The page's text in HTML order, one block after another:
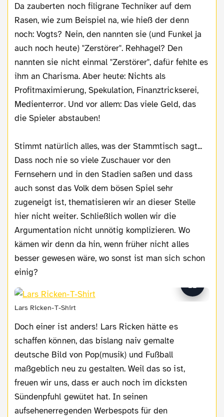
Da zauberten noch filigrane Techniker auf dem
Rasen, wie zum Beispiel na, wie hieß der denn
noch: Vogts? Nein, den nannten sie (und Funkel ja
auch noch heute) "Zerstörer". Rehhagel? Den
nannten sie nicht einmal "Zerstörer", dafür fehlte es
ihm an Charisma. Aber heute: Nichts als
Profitmaximierung, Spekulation, Finanztrickserei,
Medienterror. Und vor allem: Das viele Geld, das
die Spieler abstauben!
Stimmt natürlich alles, was der Stammtisch sagt...
Dass noch nie so viele Zuschauer vor den
Fernsehern und in den Stadien saßen und dass
auch sonst das Volk dem bösen Spiel sehr
zugeneigt ist, thematisieren wir an dieser Stelle
hier nicht weiter. Schließlich wollen wir die
Argumentation nicht unnötig komplizieren. Wo
kämen wir denn da hin, wenn früher nicht alles
besser gewesen wäre, wo sonst ist man sich schon
einig?
Lars Ricken-T-Shirt
Doch einer ist anders! Lars Ricken hätte es
schaffen können, das bislang naiv gemalte
deutsche Bild von Pop(musik) und Fußball
maßgeblich neu zu gestalten. Weil das so ist,
freuen wir uns, dass er auch noch im dicksten
Sündenpfuhl gewütet hat. In seinen
aufsehenerregenden Werbespots für den